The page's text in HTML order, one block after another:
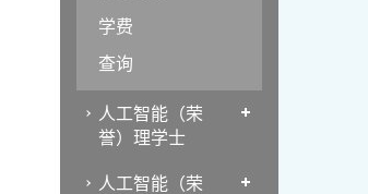
学费
查询
人工智能（荣
誉）理学士
人工智能（荣